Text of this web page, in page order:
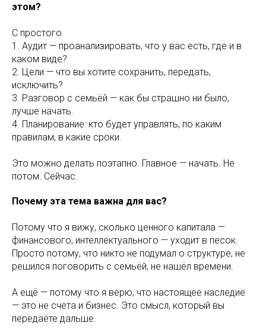
этом?
С простого.
1. Аудит — проанализировать, что у вас есть, где и в
каком виде?
2. Цели — что вы хотите сохранить, передать,
исключить?
3. Разговор с семьёй — как бы страшно ни было,
лучше начать.
4. Планирование: кто будет управлять, по каким
правилам, в какие сроки.
Это можно делать поэтапно. Главное — начать. Не
потом. Сейчас.
Почему эта тема важна для вас?
Потому что я вижу, сколько ценного капитала —
финансового, интеллектуального — уходит в песок.
Просто потому, что никто не подумал о структуре, не
решился поговорить с семьёй, не нашёл времени.
А ещё — потому что я верю, что настоящее наследие
— это не счета и бизнес. Это смысл, который вы
передаёте дальше.